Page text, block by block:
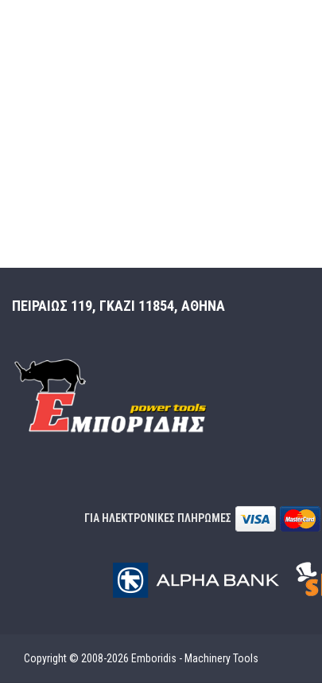
ΠΕΙΡΑΙΩΣ 119, ΓΚΑΖΙ 11854, ΑΘΗΝΑ
ΓΙΑ ΗΛΕΚΤΡΟΝΙΚΕΣ ΠΛΗΡΩΜΕΣ
Copyright © 2008-2026 Emboridis - Machinery Tools